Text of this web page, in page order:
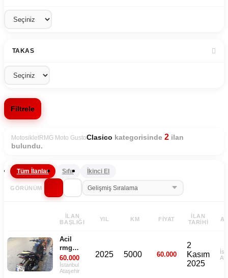
TAKAS
Filtrele
MotosikletRMG Moto GustoClasico kategorisinde 2 ilan
bulundu.
Tüm İlanlar Sıfır İkinci El
GÖRÜNÜM
İLAN
BAŞLIĞI
YIL KM FIYAT
İLAN
TARIHI
Acil
rmg
moto
gusto
125
60.000
İstanbul
Ataşehir
2025 5000 60.000
2
Kasım
2025